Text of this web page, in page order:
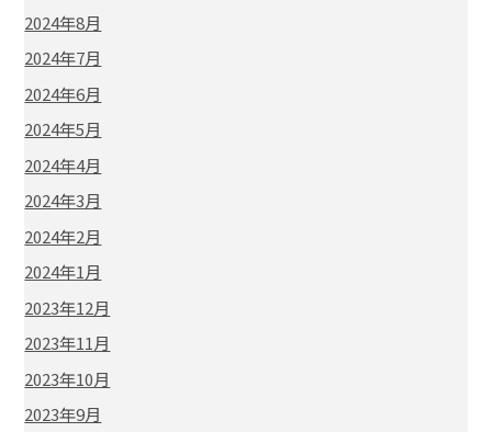
2024年8月
2024年7月
2024年6月
2024年5月
2024年4月
2024年3月
2024年2月
2024年1月
2023年12月
2023年11月
2023年10月
2023年9月